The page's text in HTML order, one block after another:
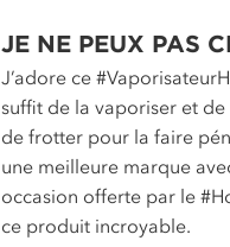
JE NE PEUX PAS
J’adore ce
suffit de la vaporiser et de
de frotter pour la faire
une meilleure marque
occasion offerte par le
ce produit incroyable.